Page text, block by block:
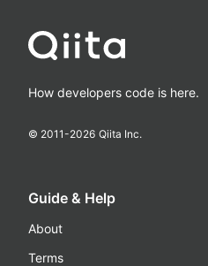
How developers code is here.
© 2011-2026 Qiita Inc.
Guide & Help
About
Terms